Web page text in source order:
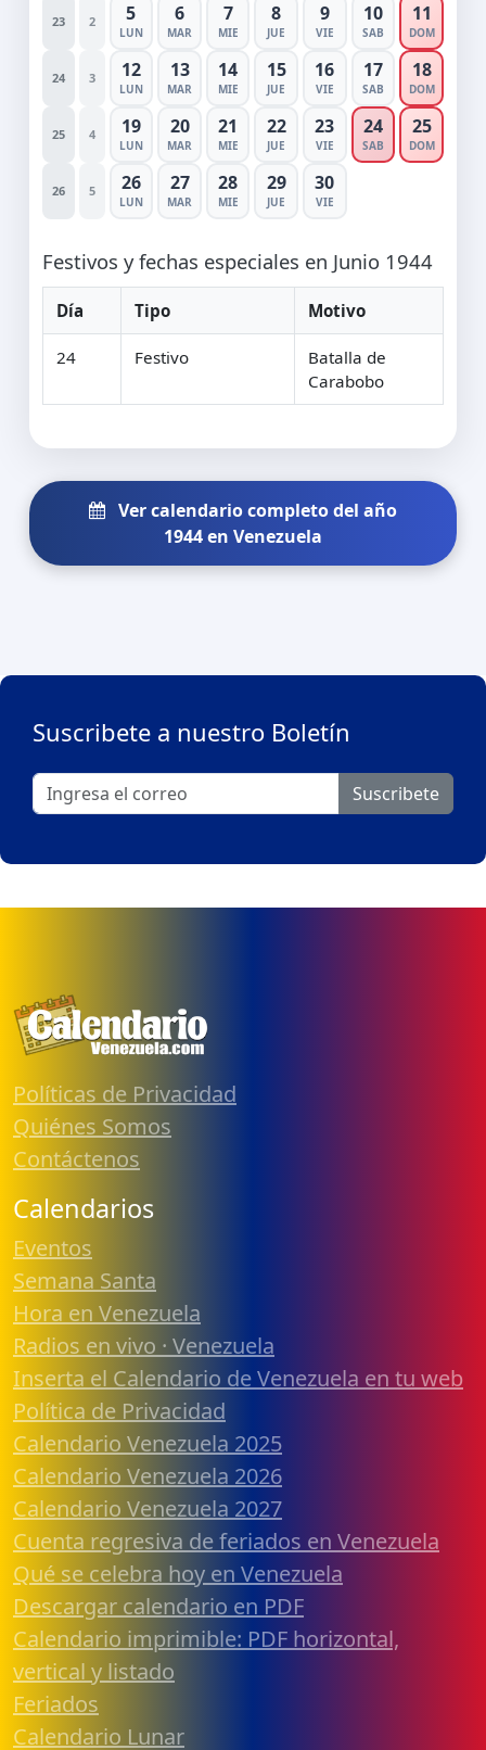
23 2 5
LUN
6
MAR
7
MIE
8
JUE
9
VIE
10
SAB
11
DOM
24 3 12
LUN
13
MAR
14
MIE
15
JUE
16
VIE
17
SAB
18
DOM
25 4 19
LUN
20
MAR
21
MIE
22
JUE
23
VIE
24
SAB
25
DOM
26 5 26
LUN
27
MAR
28
MIE
29
JUE
30
VIE
Festivos y fechas especiales en Junio 1944
Día Tipo Motivo
24 Festivo
Batalla de
Carabobo
Ver calendario completo del año
1944 en Venezuela
Suscribete a nuestro Boletín
Suscribete
Políticas de Privacidad
Quiénes Somos
Contáctenos
Calendarios
Eventos
Semana Santa
Hora en Venezuela
Radios en vivo · Venezuela
Inserta el Calendario de Venezuela en tu web
Política de Privacidad
Calendario Venezuela 2025
Calendario Venezuela 2026
Calendario Venezuela 2027
Cuenta regresiva de feriados en Venezuela
Qué se celebra hoy en Venezuela
Descargar calendario en PDF
Calendario imprimible: PDF horizontal,
vertical y listado
Feriados
Calendario Lunar